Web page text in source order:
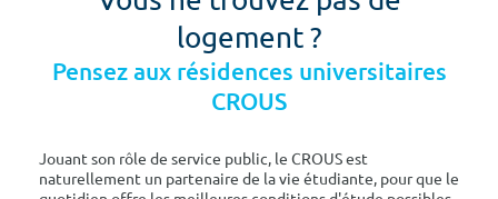
logement ?
Pensez aux résidences universitaires
CROUS
Jouant son rôle de service public, le CROUS est
naturellement un partenaire de la vie étudiante, pour que le